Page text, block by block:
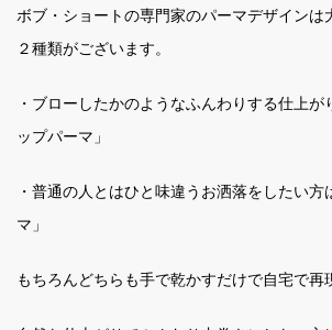
ボブ・ショートの専門家のパーマデザインは
２種類がございます。
・ブローしたかのようなふんわりする仕上が
ップパーマ」
・普通の人とはひと味違うお洒落をしたい方
マ」
もちろんどちらも手で乾かすだけで自宅で再